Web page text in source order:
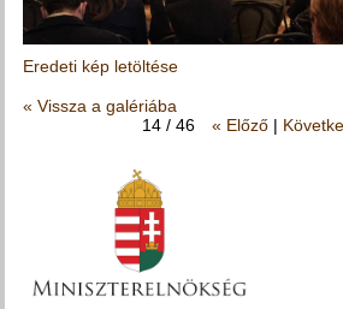
Eredeti kép letöltése
« Vissza a galériába
14 / 46
« Előző|